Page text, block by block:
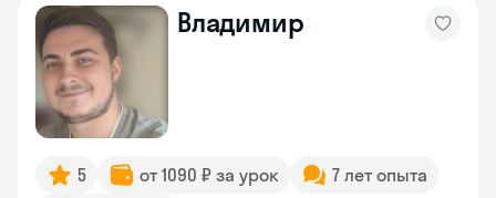
Владимир
5 от 1090 ₽ за урок
7 лет опыта